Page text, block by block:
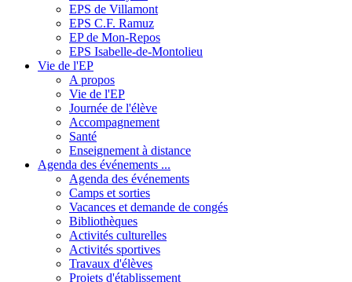
EPS de Villamont
EPS C.F. Ramuz
EP de Mon-Repos
EPS Isabelle-de-Montolieu
Vie de l'EP
A propos
Vie de l'EP
Journée de l'élève
Accompagnement
Santé
Enseignement à distance
Agenda des événements ...
Agenda des événements
Camps et sorties
Vacances et demande de congés
Bibliothèques
Activités culturelles
Activités sportives
Travaux d'élèves
Projets d'établissement